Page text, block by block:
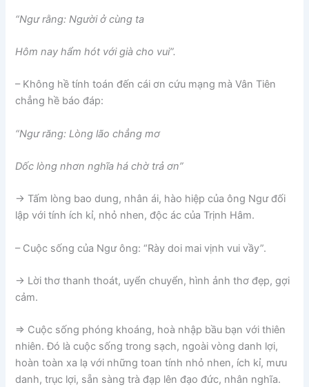
“Ngư rằng: Người ở cùng ta
Hôm nay hẩm hót với già cho vui”.
– Không hề tính toán đến cái ơn cứu mạng mà Vân Tiên
chẳng hề báo đáp:
“Ngư răng: Lòng lão chẳng mơ
Dốc lòng nhơn nghĩa há chờ trả ơn”
→ Tấm lòng bao dung, nhân ái, hào hiệp của ông Ngư đối
lập với tính ích kỉ, nhỏ nhen, độc ác của Trịnh Hâm.
– Cuộc sống của Ngư ông: “Rày doi mai vịnh vui vầy”.
→ Lời thơ thanh thoát, uyển chuyển, hình ảnh thơ đẹp, gợi
cảm.
⇒ Cuộc sống phóng khoáng, hoà nhập bầu bạn với thiên
nhiên. Đó là cuộc sống trong sạch, ngoài vòng danh lợi,
hoàn toàn xa lạ với những toan tính nhỏ nhen, ích kỉ, mưu
danh, trục lợi, sẵn sàng trà đạp lên đạo đức, nhân nghĩa.